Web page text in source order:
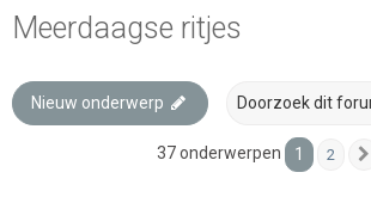
Meerdaagse ritjes
Nieuw onderwerp
37 onderwerpen 1 2